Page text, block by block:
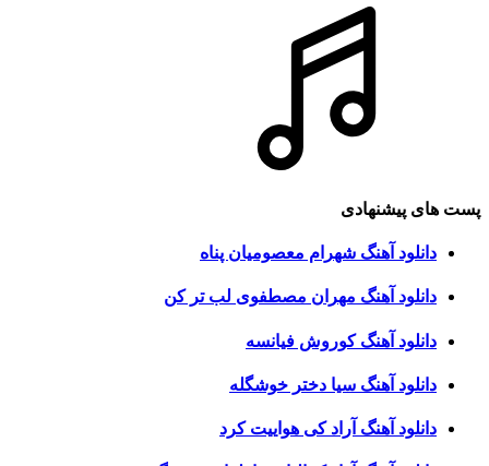
پست های پیشنهادی
دانلود آهنگ شهرام معصومیان پناه
دانلود آهنگ مهران مصطفوی لب تر کن
دانلود آهنگ کوروش فیانسه
دانلود آهنگ سیا دختر خوشگله
دانلود آهنگ آراد کی هواییت کرد